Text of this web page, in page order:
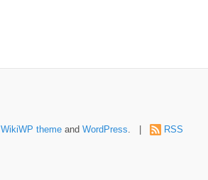
WikiWP themeand WordPress RSS